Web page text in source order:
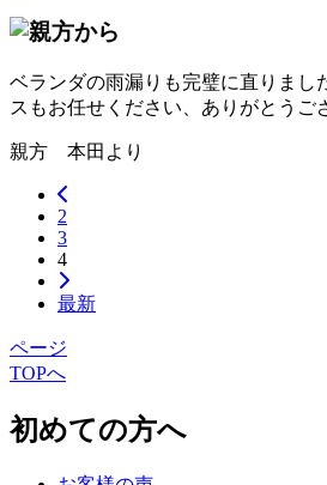
ベランダの雨漏りも完璧に直りまし
スもお任せください、ありがとうご
親方 本田より
2
3
4
最新
ページ
TOPへ
初めての方へ